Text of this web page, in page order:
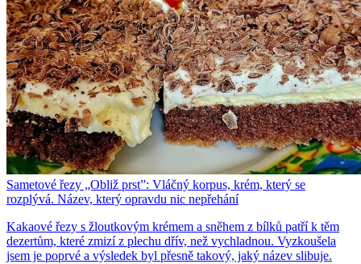
Sametové řezy „Obliž prst”: Vláčný korpus, krém, který se
rozplývá. Název, který opravdu nic nepřehání
Kakaové řezy s žloutkovým krémem a sněhem z bílků patří k těm
dezertům, které zmizí z plechu dřív, než vychladnou. Vyzkoušela
jsem je poprvé a výsledek byl přesně takový, jaký název slibuje.